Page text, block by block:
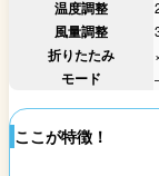
温度調整
風量調整
折りたたみ
モード
ここが特徴！